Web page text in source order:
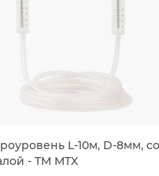
L-10м, D-8мм, со
- TM MTX